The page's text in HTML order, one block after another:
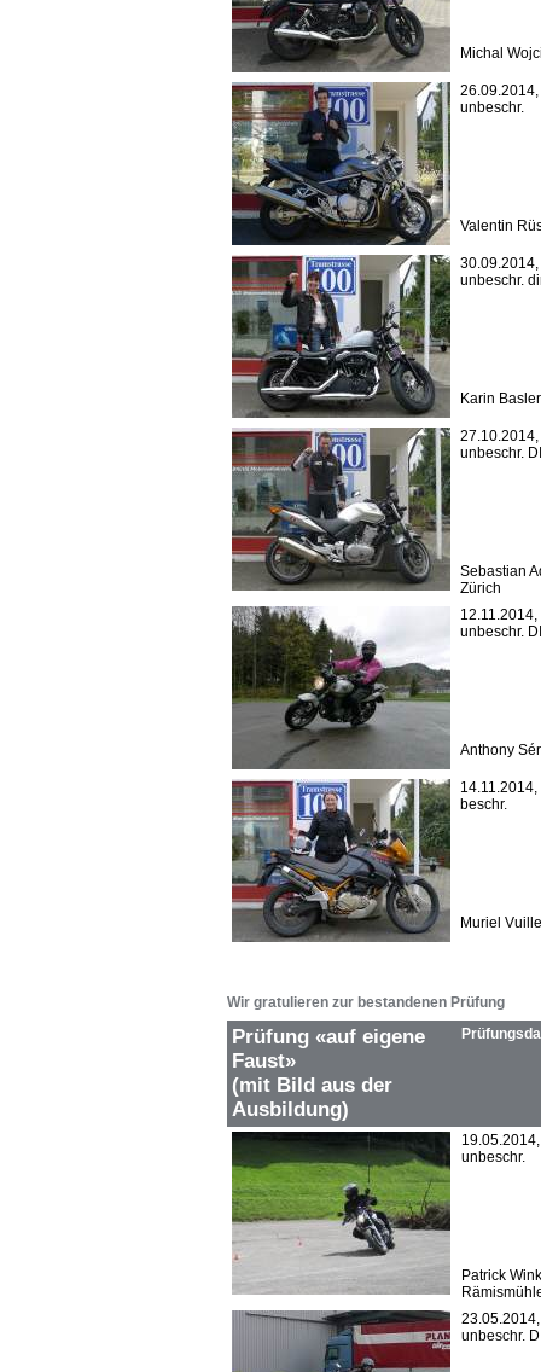
Michal
26.09.2014,
unbeschr.
Valentin
30.09.2014,
unbeschr.
Karin
27.10.2014,
unbeschr.
Sebastian
Zürich
12.11.2014,
unbeschr.
Anthony
14.11.2014,
beschr.
Muriel
Wir gratulieren zur bestandenen Prüfung
Prüfung «auf eigene
Faust»
(mit Bild aus der
Ausbildung)
19.05.2014,
unbeschr.
Patrick
23.05.2014,
unbeschr.